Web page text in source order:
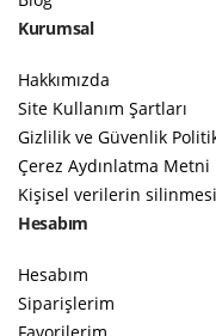
Kurumsal
Hakkımızda
Site Kullanım Şartları
Gizlilik ve Güvenlik
Çerez Aydınlatma Metni
Kişisel verilerin silinmesi
Hesabım
Hesabım
Siparişlerim
Favorilerim